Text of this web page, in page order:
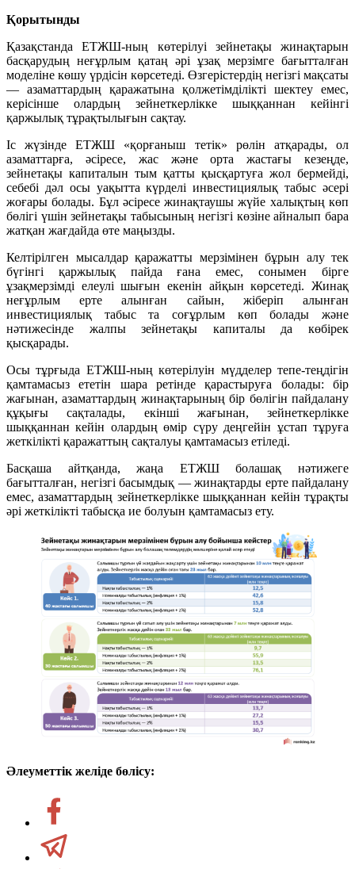
Қорытынды
Қазақстанда ЕТЖШ-ның көтерілуі зейнетақы жинақтарын
басқарудың неғұрлым қатаң әрі ұзақ мерзімге бағытталған
моделіне көшу үрдісін көрсетеді. Өзгерістердің негізгі мақсаты
— азаматтардың қаражатына қолжетімділікті шектеу емес,
керісінше олардың зейнеткерлікке шыққаннан кейінгі
қаржылық тұрақтылығын сақтау.
Іс жүзінде ЕТЖШ «қорғаныш тетік» рөлін атқарады, ол
азаматтарға, әсіресе, жас және орта жастағы кезеңде,
зейнетақы капиталын тым қатты қысқартуға жол бермейді,
себебі дәл осы уақытта күрделі инвестициялық табыс әсері
жоғары болады. Бұл әсіресе жинақтаушы жүйе халықтың көп
бөлігі үшін зейнетақы табысының негізгі көзіне айналып бара
жатқан жағдайда өте маңызды.
Келтірілген мысалдар қаражатты мерзімінен бұрын алу тек
бүгінгі қаржылық пайда ғана емес, сонымен бірге
ұзақмерзімді елеулі шығын екенін айқын көрсетеді. Жинақ
неғұрлым ерте алынған сайын, жіберіп алынған
инвестициялық табыс та соғұрлым көп болады және
нәтижесінде жалпы зейнетақы капиталы да көбірек
қысқарады.
Осы тұрғыда ЕТЖШ-ның көтерілуін мүдделер тепе-теңдігін
қамтамасыз ететін шара ретінде қарастыруға болады: бір
жағынан, азаматтардың жинақтарының бір бөлігін пайдалану
құқығы сақталады, екінші жағынан, зейнеткерлікке
шыққаннан кейін олардың өмір сүру деңгейін ұстап тұруға
жеткілікті қаражаттың сақталуы қамтамасыз етіледі.
Басқаша айтқанда, жаңа ЕТЖШ болашақ нәтижеге
бағытталған, негізгі басымдық — жинақтарды ерте пайдалану
емес, азаматтардың зейнеткерлікке шыққаннан кейін тұрақты
әрі жеткілікті табысқа ие болуын қамтамасыз ету.
Әлеуметтік желіде бөлісу: